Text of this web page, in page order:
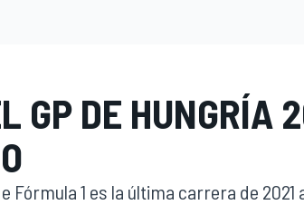
GP DE HUNGRÍA
Fórmula 1 es la última carrera de 2021